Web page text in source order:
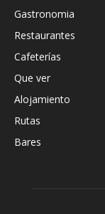
Gastronomia
Restaurantes
Cafeterías
Que ver
Alojamiento
Rutas
Bares